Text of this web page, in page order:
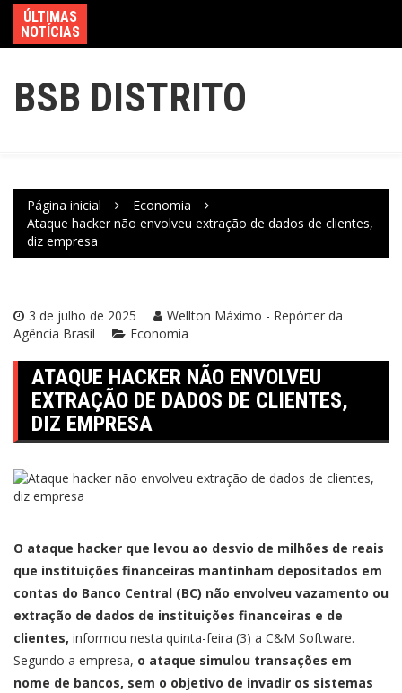
ÚLTIMAS
NOTÍCIAS
BSB DISTRITO
Página inicial
Economia
Ataque hacker não envolveu extração de dados de clientes,
diz empresa
3 de julho de 2025
Wellton Máximo - Repórter da
Agência Brasil
Economia
ATAQUE HACKER NÃO ENVOLVEU
EXTRAÇÃO DE DADOS DE CLIENTES,
DIZ EMPRESA
O ataque hacker que levou ao desvio de milhões de reais
que instituições financeiras mantinham depositados em
contas do Banco Central (BC) não envolveu vazamento ou
extração de dados de instituições financeiras e de
clientes, informou nesta quinta-feira (3) a C&M Software.
Segundo a empresa, o ataque simulou transações em
nome de bancos, sem o objetivo de invadir os sistemas